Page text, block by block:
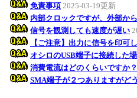
免責事項 2025-03-19更新
内部クロックですが、外部か
信号を観測しても速度が遅い
【ご注意】出力に信号を印可
オシロのUSB端子に接続した
消費電流はどのくらいですか？
SMA端子が２つありますがど